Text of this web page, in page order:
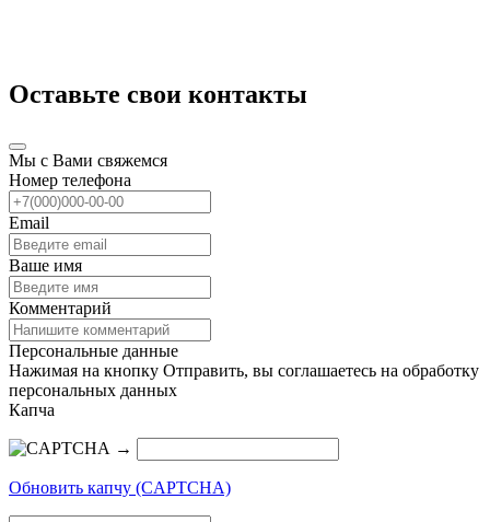
Оставьте свои контакты
Мы с Вами свяжемся
Номер телефона
Email
Ваше имя
Комментарий
Персональные данные
Нажимая на кнопку Отправить, вы соглашаетесь на обработку
персональных данных
Капча
→
Обновить капчу (CAPTCHA)